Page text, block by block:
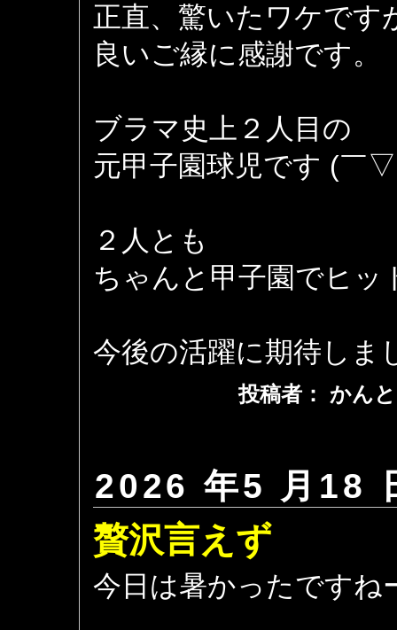
正直、驚いたワケです
良いご縁に感謝です。
ブラマ史上２人目の
元甲子園球児です (￣
２人とも
ちゃんと甲子園でヒ
今後の活躍に期待しま
投稿者： かん
2026 年5 月18
贅沢言えず
今日は暑かったですね